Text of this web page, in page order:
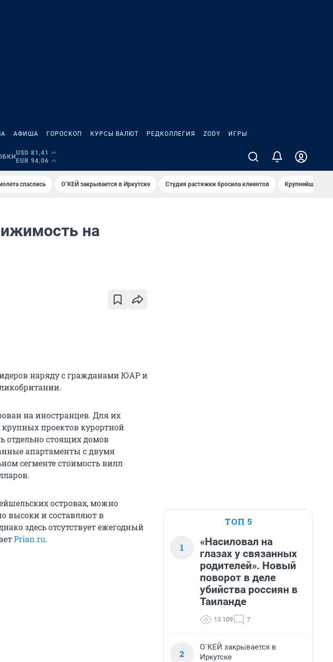
АФИША ГОРОСКОП КУРСЫ ВАЛЮТ РЕДКОЛЛЕГИЯ ZODY ИГРЫ
USD 81,41
EUR 94,06
спаслись О`КЕЙ закрывается в Иркутске Студия растяжки бросила клиентов Крупнейшие
на
наряду с гражданами ЮАР и
на иностранцев. Для их
проектов курортной
отдельно стоящих домов
апартаменты с двумя
сегменте стоимость вилл
островах, можно
высоки и составляют в
здесь отсутствует ежегодный
Prian.ru.
ТОП 5
1
«Насиловал на
глазах у связанных
родителей». Новый
поворот в деле
убийства россиян в
Таиланде
13 109 7
2
О`КЕЙ закрывается в
Иркутске